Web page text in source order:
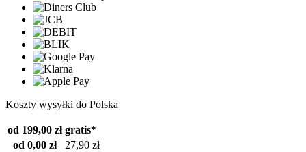
Koszty wysyłki do Polska
od 199,00 zł gratis*
od 0,00 zł
27,90 zł